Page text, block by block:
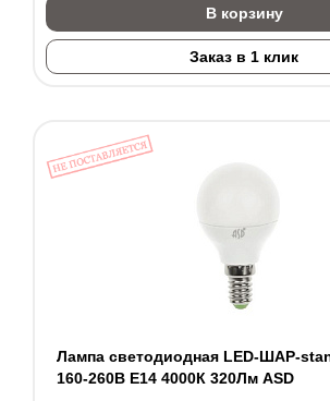
В корзину
Заказ в 1 клик
Лампа светодиодная LED-ШАР-
160-260В Е14 4000К 320Лм ASD